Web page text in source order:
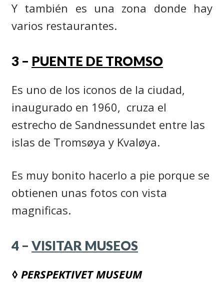
Y también es una zona donde hay
varios restaurantes.
3 – PUENTE DE TROMSO
Es uno de los iconos de la ciudad,
inaugurado en 1960, cruza el
estrecho de Sandnessundet entre las
islas de Tromsøya y Kvaløya.
Es muy bonito hacerlo a pie porque se
obtienen unas fotos con vista
magnificas.
4 – VISITAR MUSEOS
◊ PERSPEKTIVET MUSEUM